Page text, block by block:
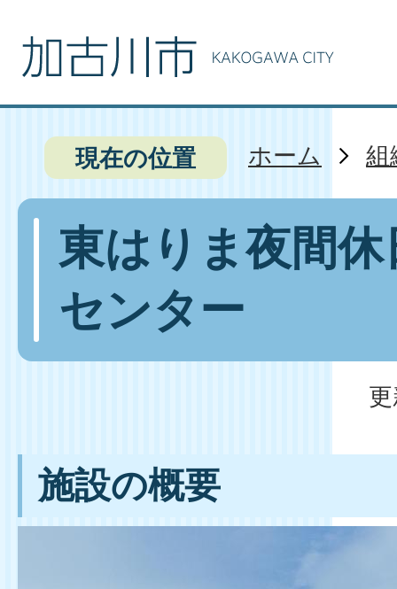
現在の位置 ホーム 組
東はりま夜間
センター
施設の概要